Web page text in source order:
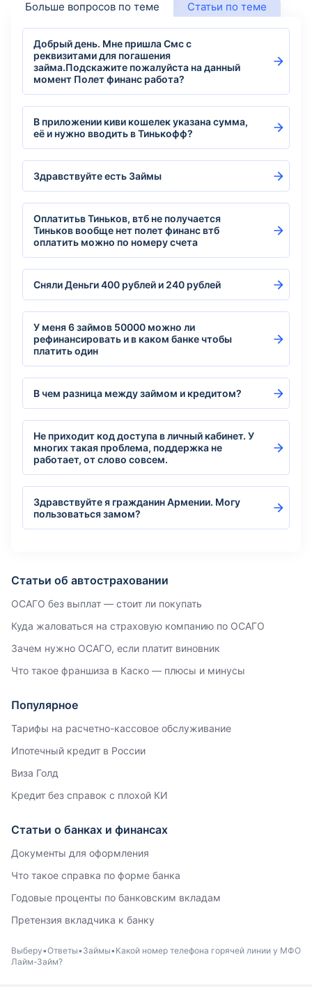
Больше вопросов по теме Статьи по теме
Добрый день. Мне пришла Смс с
реквизитами для погашения
займа.Подскажите пожалуйста на данный
момент Полет финанс работа?
В приложении киви кошелек указана сумма,
её и нужно вводить в Тинькофф?
Здравствуйте есть Займы
Оплатитьв Тиньков, втб не получается
Тиньков вообще нет полет финанс втб
оплатить можно по номеру счета
Сняли Деньги 400 рублей и 240 рублей
У меня 6 займов 50000 можно ли
рефинансировать и в каком банке чтобы
платить один
В чем разница между займом и кредитом?
Не приходит код доступа в личный кабинет. У
многих такая проблема, поддержка не
работает, от слово совсем.
Здравствуйте я гражданин Армении. Могу
пользоваться замом?
Статьи об автостраховании
ОСАГО без выплат — стоит ли покупать
Куда жаловаться на страховую компанию по ОСАГО
Зачем нужно ОСАГО, если платит виновник
Что такое франшиза в Каско — плюсы и минусы
Популярное
Тарифы на расчетно-кассовое обслуживание
Ипотечный кредит в России
Виза Голд
Кредит без справок с плохой КИ
Статьи о банках и финансах
Документы для оформления
Что такое справка по форме банка
Годовые проценты по банковским вкладам
Претензия вкладчика к банку
Выберу Ответы Займы Какой номер телефона горячей линии у МФО
Лайм-Займ?